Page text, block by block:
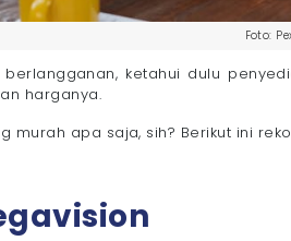
Foto:
berlangganan, ketahui dulu
harganya.
murah apa saja, sih? Berikut ini